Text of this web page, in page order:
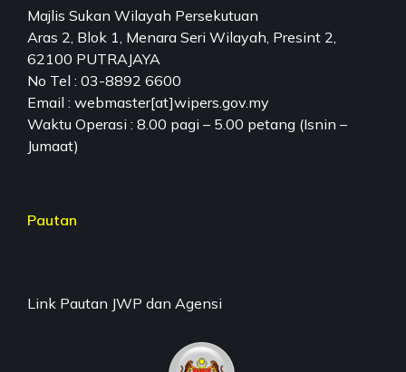
Majlis Sukan Wilayah Persekutuan
Aras 2, Blok 1, Menara Seri Wilayah, Presint 2,
62100 PUTRAJAYA
No Tel : 03-8892 6600
Email : webmaster[at]wipers.gov.my
Waktu Operasi : 8.00 pagi – 5.00 petang (Isnin –
Jumaat)
Pautan
Link Pautan JWP dan Agensi